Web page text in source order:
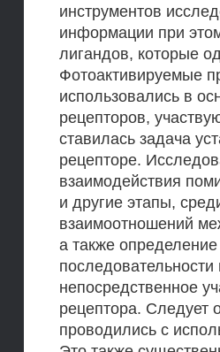
инструментов
информации при
лигандов, которые
Фотоактивируемые
использовались в
рецепторов,
ставилась задача
рецепторе.
взаимодействия
и другие этапы,
взаимоотношений
а также
непосредственное
рецептора. Следует
проводились с